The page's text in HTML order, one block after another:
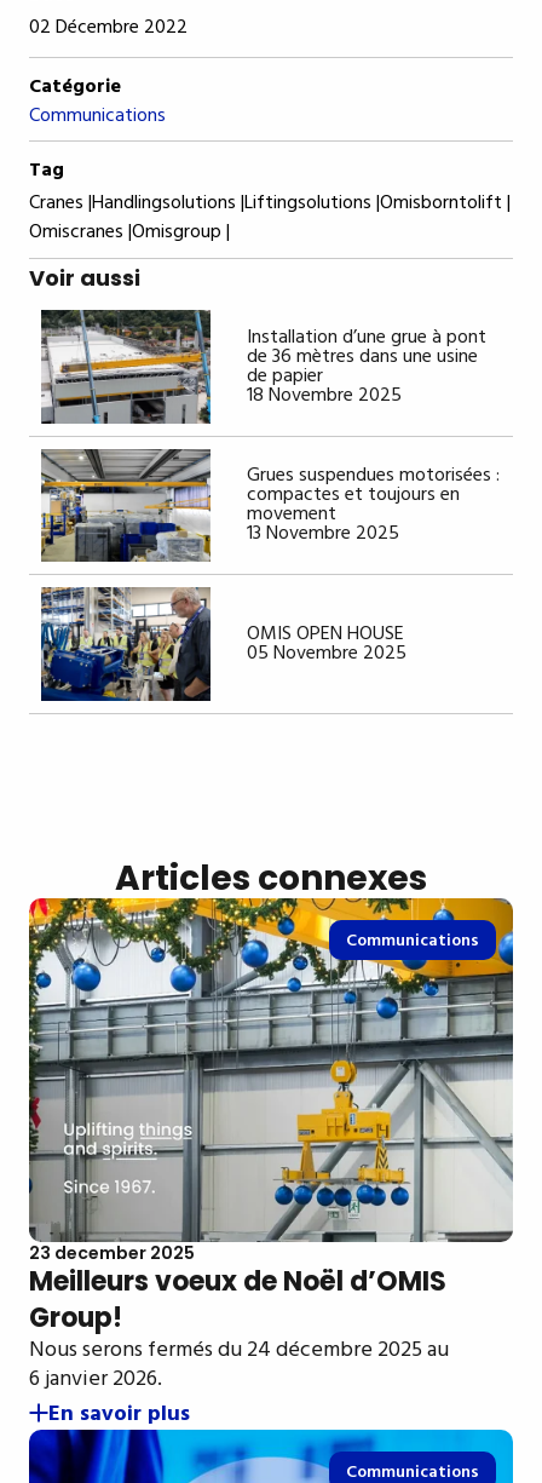
02 Décembre 2022
Catégorie
Communications
Tag
Cranes |Handlingsolutions |Liftingsolutions |Omisborntolift |
Omiscranes |Omisgroup |
Voir aussi
Installation d’une grue à pont
de 36 mètres dans une usine
de papier
18 Novembre 2025
Grues suspendues motorisées :
compactes et toujours en
movement
13 Novembre 2025
OMIS OPEN HOUSE
05 Novembre 2025
Articles connexes
Communications
23 december 2025
Meilleurs voeux de Noël d’OMIS
Group!
Nous serons fermés du 24 décembre 2025 au
6 janvier 2026.
En savoir plus
Communications